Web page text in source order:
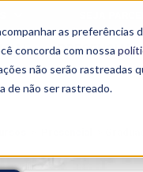
as
concorda com nossa
não serão rastreadas
de não ser rastreado.
PRESENCIAL